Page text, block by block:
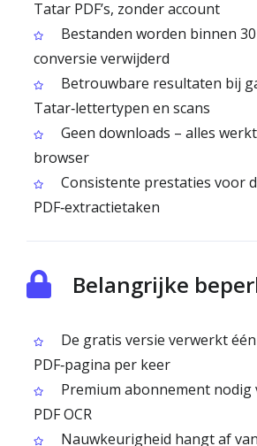
Tatar PDF’s, zonder account
Bestanden worden binnen
conversie verwijderd
Betrouwbare resultaten bij
Tatar‑lettertypen en scans
Geen downloads – alles
browser
Consistente prestaties voor
PDF‑extractietaken
Belangrijke
De gratis versie verwerkt
PDF‑pagina per keer
Premium abonnement
PDF OCR
Nauwkeurigheid hangt af